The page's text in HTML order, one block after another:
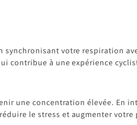
votre respiration
contribue à une expérience
une concentration élevée. En
le stress et augmenter votre